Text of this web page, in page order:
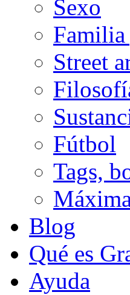
Sexo
Street
Fútbol
Tags,
Blog
Qué es
Ayuda